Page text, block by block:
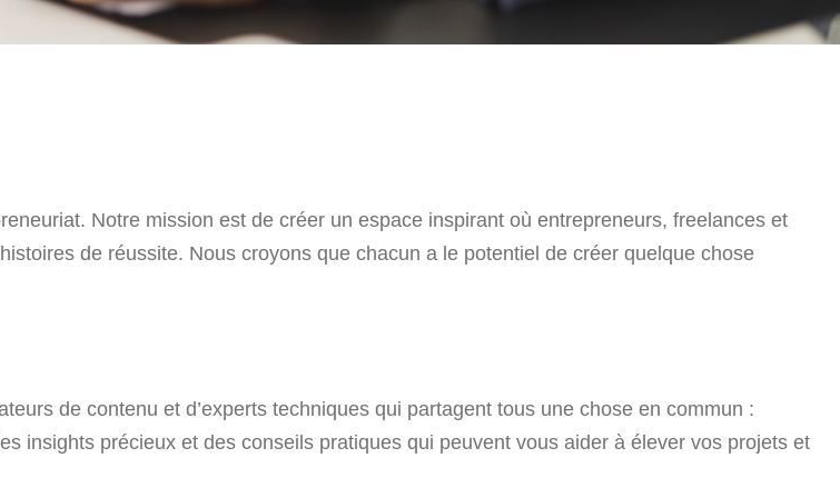
Notre mission est de créer un espace inspirant où entrepreneurs, freelances et
de réussite. Nous croyons que chacun a le potentiel de créer quelque chose
de contenu et d’experts techniques qui partagent tous une chose en commun :
insights précieux et des conseils pratiques qui peuvent vous aider à élever vos projets et